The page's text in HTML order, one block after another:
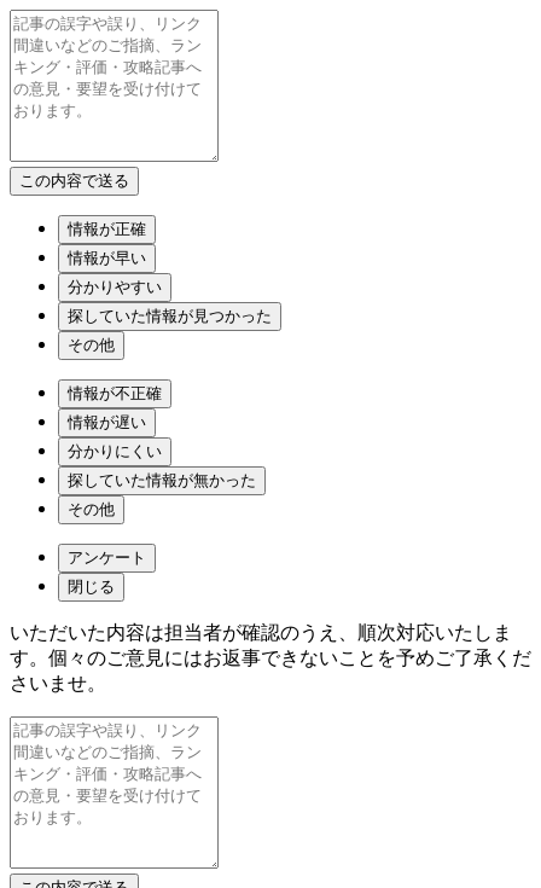
情報が正確
情報が早い
分かりやすい
探していた情報が見つかった
その他
情報が不正確
情報が遅い
分かりにくい
探していた情報が無かった
その他
アンケート
閉じる
いただいた内容は担当者が確認のうえ、順次対応いたしま
す。個々のご意見にはお返事できないことを予めご了承くだ
さいませ。